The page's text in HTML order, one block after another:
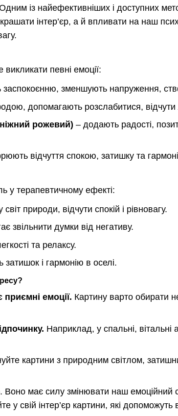
із найефективніших і доступних
інтер’єр, а й впливати на наш
певні емоції:
зменшують напруження,
допомагають розслабитися, відчути
рожевий) – додають радості,
відчуття спокою, затишку та
у терапевтичному ефекті:
природи, відчути спокій і рівновагу.
звільнити думки від негативу.
та релаксу.
і гармонію в оселі.
емоції. Картину варто обирати
Наприклад, у спальні, вітальні
картини з природним світлом,
має силу змінювати наш емоційний
у свій інтер’єр картини, які допоможуть